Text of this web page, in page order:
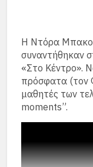
δήλωσε ο
Λαρς
δεξαμενή
απολογισμό
αντιστραφεί»,
τις εποχές που
σκυμμένο
Η Ντόρα
συναντήθηκαν
«Στο Κέντρο».
πρόσφατα (τον
μαθητές των
moments”.